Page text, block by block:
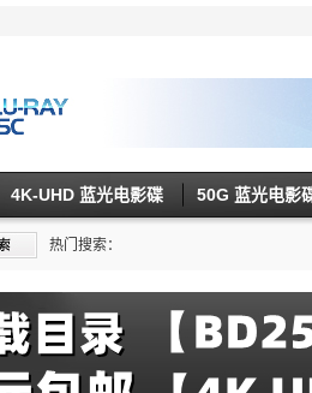
4K-UHD 蓝光电影碟 50G 蓝光电影
热门搜索：